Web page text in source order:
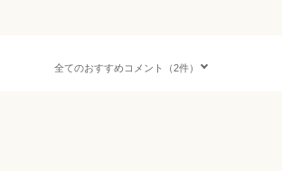
全てのおすすめコメント（2件）